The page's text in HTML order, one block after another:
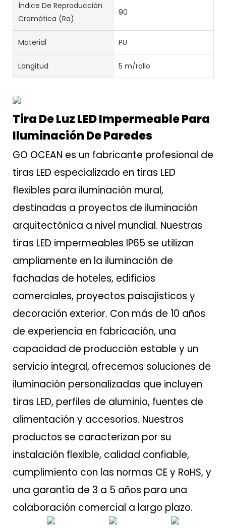
Índice De Reproducción
Cromática (Ra)
90
Material PU
Longitud 5 m/rollo
Tira De Luz LED Impermeable Para
Iluminación De Paredes
GO OCEAN es un fabricante profesional de
tiras LED especializado en tiras LED
flexibles para iluminación mural,
destinadas a proyectos de iluminación
arquitectónica a nivel mundial. Nuestras
tiras LED impermeables IP65 se utilizan
ampliamente en la iluminación de
fachadas de hoteles, edificios
comerciales, proyectos paisajísticos y
decoración exterior. Con más de 10 años
de experiencia en fabricación, una
capacidad de producción estable y un
servicio integral, ofrecemos soluciones de
iluminación personalizadas que incluyen
tiras LED, perfiles de aluminio, fuentes de
alimentación y accesorios. Nuestros
productos se caracterizan por su
instalación flexible, calidad confiable,
cumplimiento con las normas CE y RoHS, y
una garantía de 3 a 5 años para una
colaboración comercial a largo plazo.